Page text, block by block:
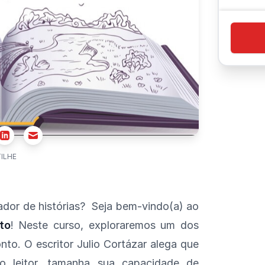
LinkedinEmail
de histórias? Seja bem-vindo(a) ao
! Neste curso, exploraremos um dos
O escritor Julio Cortázar alega que